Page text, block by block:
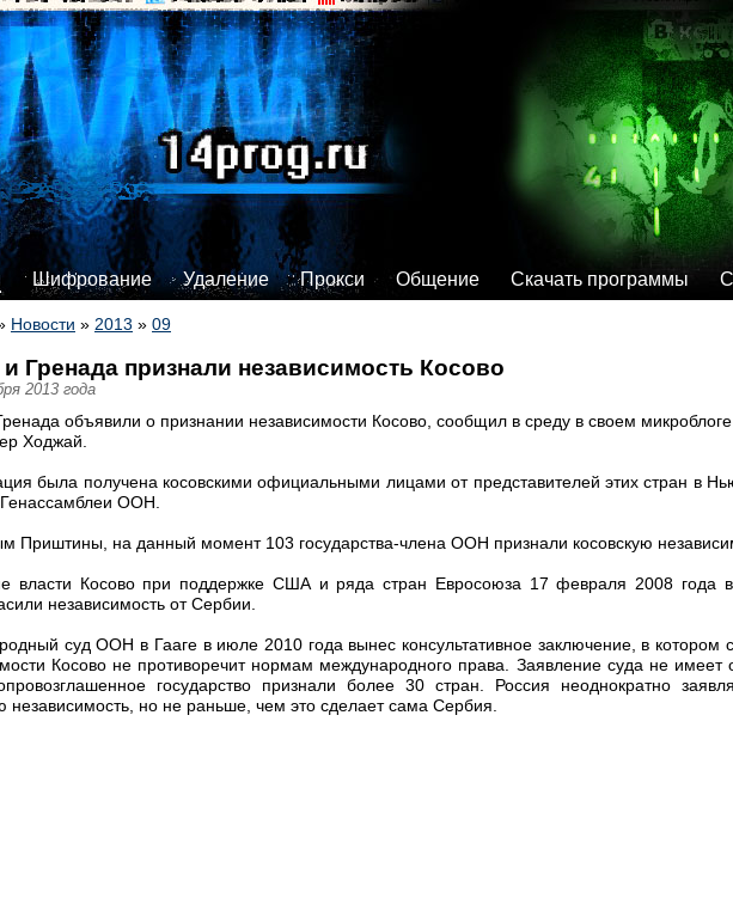
Шифрование Удаление Прокси Общение Скачать программы
Новости » 2013 » 09
Гренада признали независимость Косово
2013 года
объявили о признании независимости Косово, сообщил в среду в своем микроблоге
Ходжай.
была получена косовскими официальными лицами от представителей этих стран в
ООН.
Приштины, на данный момент 103 государства-члена ООН признали косовскую
власти Косово при поддержке США и ряда стран Евросоюза 17 февраля 2008 года
независимость от Сербии.
суд ООН в Гааге в июле 2010 года вынес консультативное заключение, в котором
Косово не противоречит нормам международного права. Заявление суда не имеет
государство признали более 30 стран. Россия неоднократно
независимость, но не раньше, чем это сделает сама Сербия.